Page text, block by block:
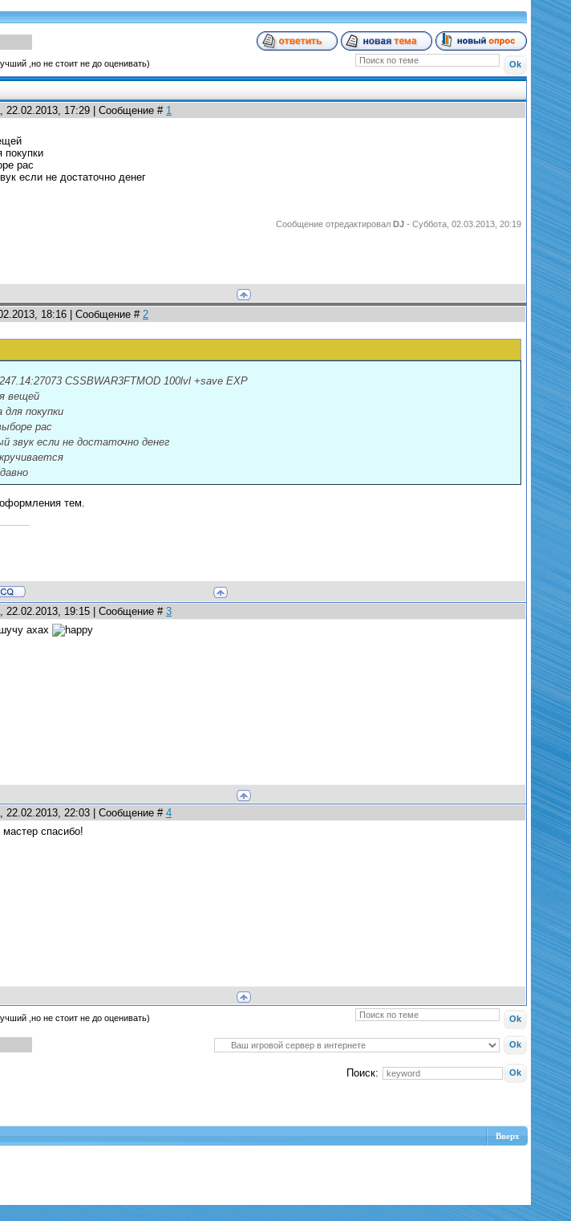
,но не стоит не до оценивать)
22.02.2013, 17:29 | Сообщение # 1
покупки
рас
если не достаточно денег
Сообщение отредактировал DJ - Суббота, 02.03.2013, 20:19
18:16 | Сообщение #2
CSSBWAR3FTMOD 100lvl +save EXP
вещей
для покупки
рас
звук если не достаточно денег
тем.
22.02.2013, 19:15 | Сообщение # 3
ахах
22.02.2013, 22:03 | Сообщение # 4
спасибо!
,но не стоит не до оценивать)
Поиск:
Вверх